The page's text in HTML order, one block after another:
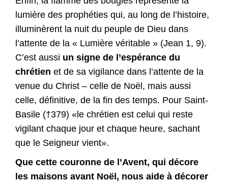
lumière des prophéties qui, au long de l’histoire,
illuminèrent la nuit du peuple de Dieu dans
l’attente de la « Lumière véritable » (Jean 1, 9).
C’est aussi un signe de l’espérance du
chrétien et de sa vigilance dans l’attente de la
venue du Christ – celle de Noël, mais aussi
celle, définitive, de la fin des temps. Pour Saint-
Basile (†379) «le chrétien est celui qui reste
vigilant chaque jour et chaque heure, sachant
que le Seigneur vient».
Que cette couronne de l’Avent, qui décore
les maisons avant Noël, nous aide à décorer